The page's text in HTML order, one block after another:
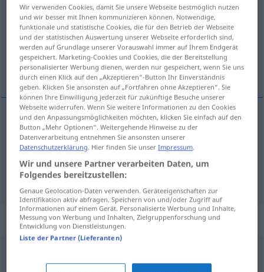
felaketsubst < -ti>
Übersicht aller Übersetzungen
(Für mehr Details die Übersetzung anklicken/antippen)
Unglück, Katastrophe
Unglück N felaket
Katastrophe F felaket
„felaket“: sıfat
Wir verwenden Cookies, damit Sie unsere Webseite bestmöglich nutzen
und wir besser mit Ihnen kommunizieren können. Notwendige,
funktionale und statistische Cookies, die für den Betrieb der Webseite
und der statistischen Auswertung unserer Webseite erforderlich sind,
werden auf Grundlage unserer Vorauswahl immer auf Ihrem Endgerät
gespeichert. Marketing-Cookies und Cookies, die der Bereitstellung
personalisierter Werbung dienen, werden nur gespeichert, wenn Sie uns
durch einen Klick auf den „Akzeptieren“-Button Ihr Einverständnis
geben. Klicken Sie ansonsten auf „Fortfahren ohne Akzeptieren“. Sie
können Ihre Einwilligung jederzeit für zukünftige Besuche unserer
Webseite widerrufen. Wenn Sie weitere Informationen zu den Cookies
und den Anpassungsmöglichkeiten möchten, klicken Sie einfach auf den
Button „Mehr Optionen“. Weitergehende Hinweise zu der
Datenverarbeitung entnehmen Sie ansonsten unserer
Datenschutzerklärung. Hier finden Sie unserImpressum.
Wir und unsere Partner verarbeiten Daten, um
Folgendes bereitzustellen:
Genaue Geolocation-Daten verwenden. Geräteeigenschaften zur
Identifikation aktiv abfragen. Speichern von und/oder Zugriff auf
Informationen auf einem Gerät. Personalisierte Werbung und Inhalte,
Messung von Werbung und Inhalten, Zielgruppenforschung und
Entwicklung von Dienstleistungen.
Liste der Partner (Lieferanten)